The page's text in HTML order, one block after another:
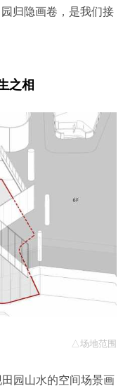
归隐画卷，是我们接
之相
△场地范围
园山水的空间场景画